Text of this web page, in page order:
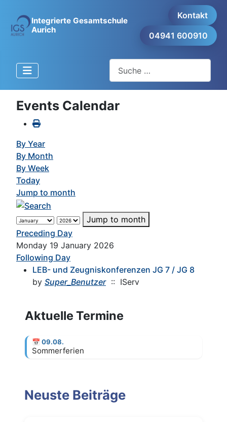
Integrierte Gesamtschule
Aurich
Kontakt
04941 600910
Events Calendar
By Year
By Month
By Week
Today
Jump to month
Jump to month
Preceding Day
Monday 19 January 2026
Following Day
LEB- und Zeugniskonferenzen JG 7 / JG 8
by Super_Benutzer:: IServ
Aktuelle Termine
📅 09.08.
Sommerferien
Neuste Beiträge